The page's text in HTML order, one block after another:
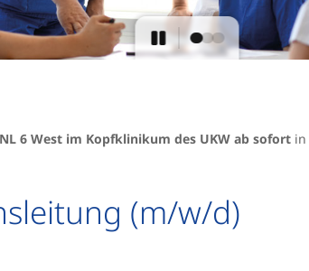
(m/w/d)
6 West im Kopfklinikum des UKW ab sofort in